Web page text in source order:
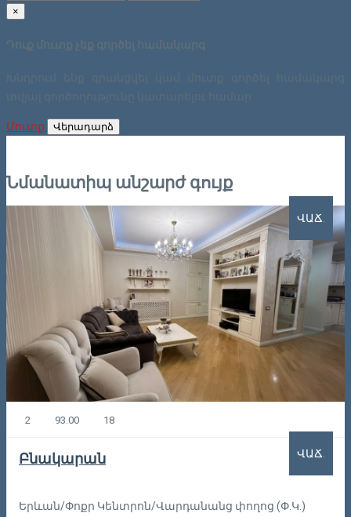
×
Դուք մուտք չեք գործել համակարգ
Խնդրում ենք գրանցվել կամ մուտք գործել համակարգ
տվյալ գործողությունը կատարելու համար:
Մուտք Վերադարձ
Նմանատիպ անշարժ գույք
ՎԱՃ.
2 93.00 18
Բնակարան
Երևան/Փոքր Կենտրոն/Վարդանանց փողոց (Փ.Կ.)
ՎԱՃ.